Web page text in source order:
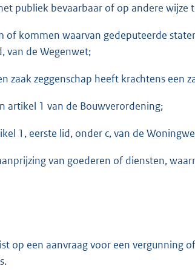
publiek bevaarbaar of op andere wijze
kommen waarvan gedeputeerde
van de Wegenwet;
zaak zeggenschap heeft krachtens een
artikel 1 van de Bouwverordening;
1, eerste lid, onder c, van de
van goederen of diensten,
op een aanvraag voor een vergunning